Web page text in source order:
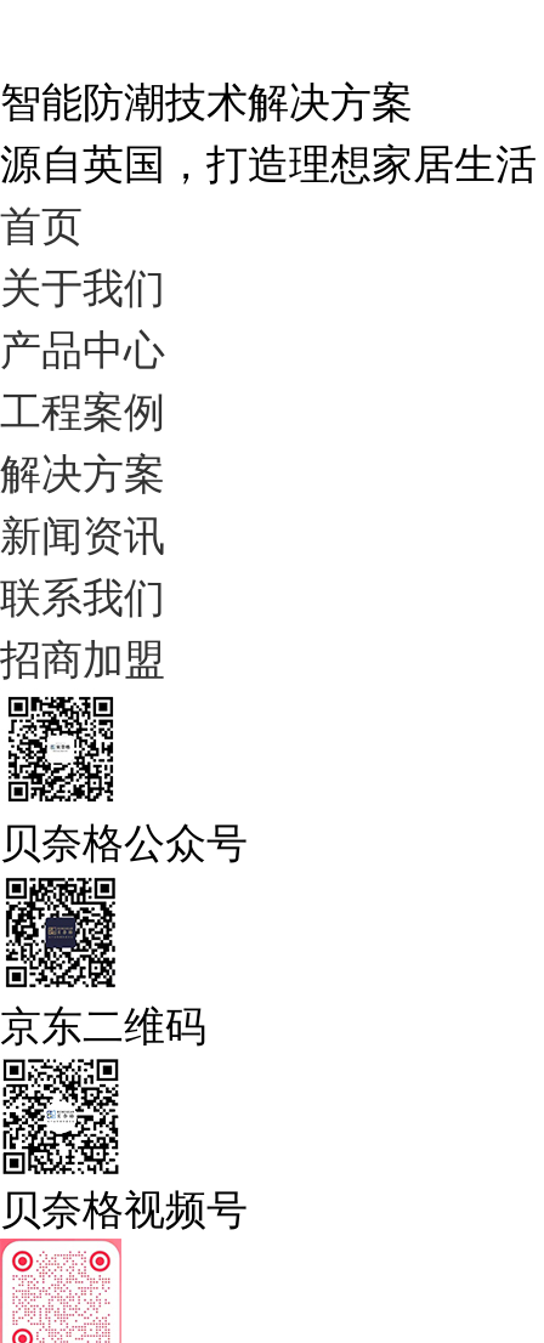
智能防潮技术解决方案
源自英国，打造理想家居生活
首页
关于我们
产品中心
工程案例
解决方案
新闻资讯
联系我们
招商加盟
贝奈格公众号
京东二维码
贝奈格视频号